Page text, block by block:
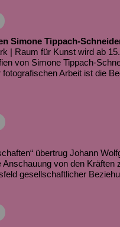
Simone Tippach-
| Raum für Kunst wird ab
von Simone Tippach-
Arbeit ist die
übertrug Johann
von den Kräften
gesellschaftlicher